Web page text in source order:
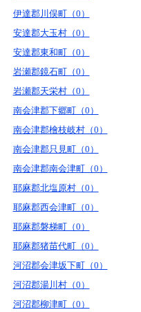
伊達郡川俣町（0）
安達郡大玉村（0）
安達郡東和町（0）
岩瀬郡鏡石町（0）
岩瀬郡天栄村（0）
南会津郡下郷町（0）
南会津郡檜枝岐村（0）
南会津郡只見町（0）
南会津郡南会津町（0）
耶麻郡北塩原村（0）
耶麻郡西会津町（0）
耶麻郡磐梯町（0）
耶麻郡猪苗代町（0）
河沼郡会津坂下町（0）
河沼郡湯川村（0）
河沼郡柳津町（0）